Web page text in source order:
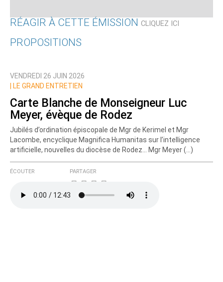
RÉAGIR À CETTE ÉMISSION CLIQUEZ ICI
Nom
Courriel (non publié)
Ajoutez votre commentaire ici
Texte de votre message
PROPOSITIONS
VENDREDI 26 JUIN 2026
LE GRAND ENTRETIEN
Carte Blanche de Monseigneur Luc
Meyer, évèque de Rodez
Jubilés d’ordination épiscopale de Mgr de Kerimel et Mgr
Lacombe, encyclique Magnifica Humanitas sur l’intelligence
artificielle, nouvelles du diocèse de Rodez... Mgr Meyer (…)
ÉCOUTER PARTAGER